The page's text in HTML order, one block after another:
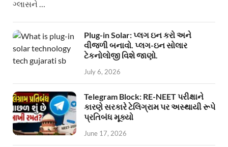
ગ્લાસને …
Plug-in Solar: પ્લગ ઇન કરો અને
વીજળી બનાવો. પ્લગ-ઇન સોલાર
ટેકનોલોજી વિશે જાણો.
July 6, 2026
Telegram Block: RE-NEET પરીક્ષાને
કારણે સરકારે ટેલિગ્રામ પર અસ્થાયી રૂપે
પ્રતિબંધ મૂક્યો
June 17, 2026